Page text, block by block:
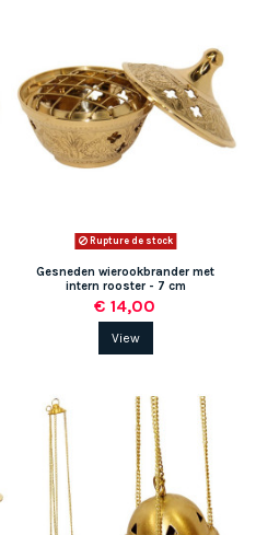
Rupture de stock
Gesneden wierookbrander met
intern rooster - 7 cm
€ 14,00
View